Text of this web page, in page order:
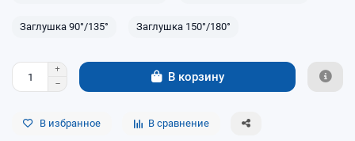
Заглушка 90°/135° Заглушка 150°/180°
В корзину
В избранное В сравнение